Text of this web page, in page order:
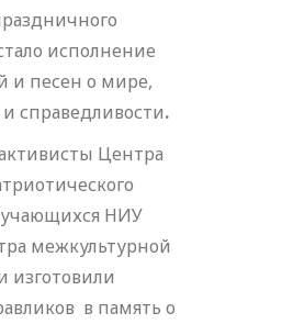
исполнение
и песен о мире,
справедливости.
Центра
НИУ
межкультурной
в память о